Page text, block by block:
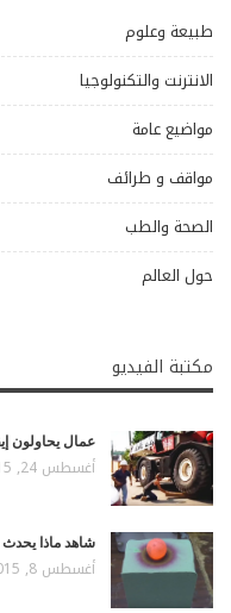
طبيعة وعلوم
الانترنت والتكنولوجيا
مواضيع عامة
مواقف و طرائف
الصحة والطب
حول العالم
مكتبة الفيديو
عمال يحاولون
أغسطس 24, 2015
شاهد ماذا
أغسطس 8, 2015